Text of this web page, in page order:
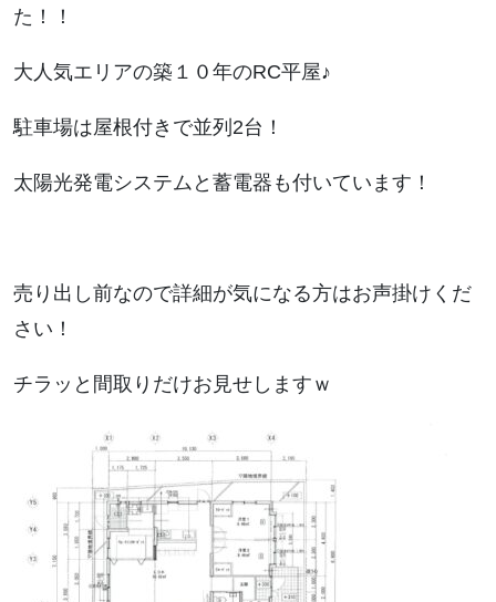
た！！
大人気エリアの築１０年のRC平屋♪
駐車場は屋根付きで並列2台！
太陽光発電システムと蓄電器も付いています！
売り出し前なので詳細が気になる方はお声掛けくだ
さい！
チラッと間取りだけお見せしますｗ